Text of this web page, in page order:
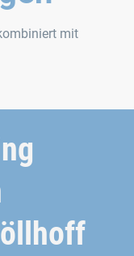
mit